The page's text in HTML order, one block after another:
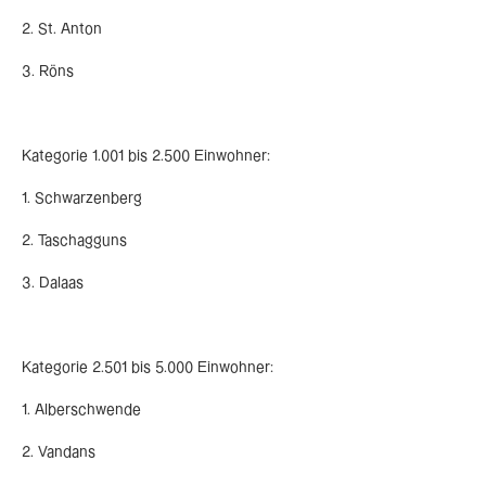
2. St. Anton
3. Röns
Kategorie 1.001 bis 2.500 Einwohner:
1. Schwarzenberg
2. Taschagguns
3. Dalaas
Kategorie 2.501 bis 5.000 Einwohner:
1. Alberschwende
2. Vandans